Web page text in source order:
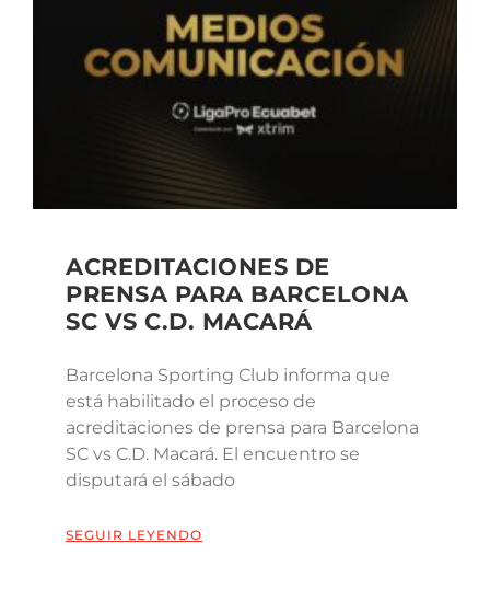
ACREDITACIONES DE
PRENSA PARA BARCELONA
SC VS C.D. MACARÁ
Barcelona Sporting Club informa que
está habilitado el proceso de
acreditaciones de prensa para Barcelona
SC vs C.D. Macará. El encuentro se
disputará el sábado
SEGUIR LEYENDO